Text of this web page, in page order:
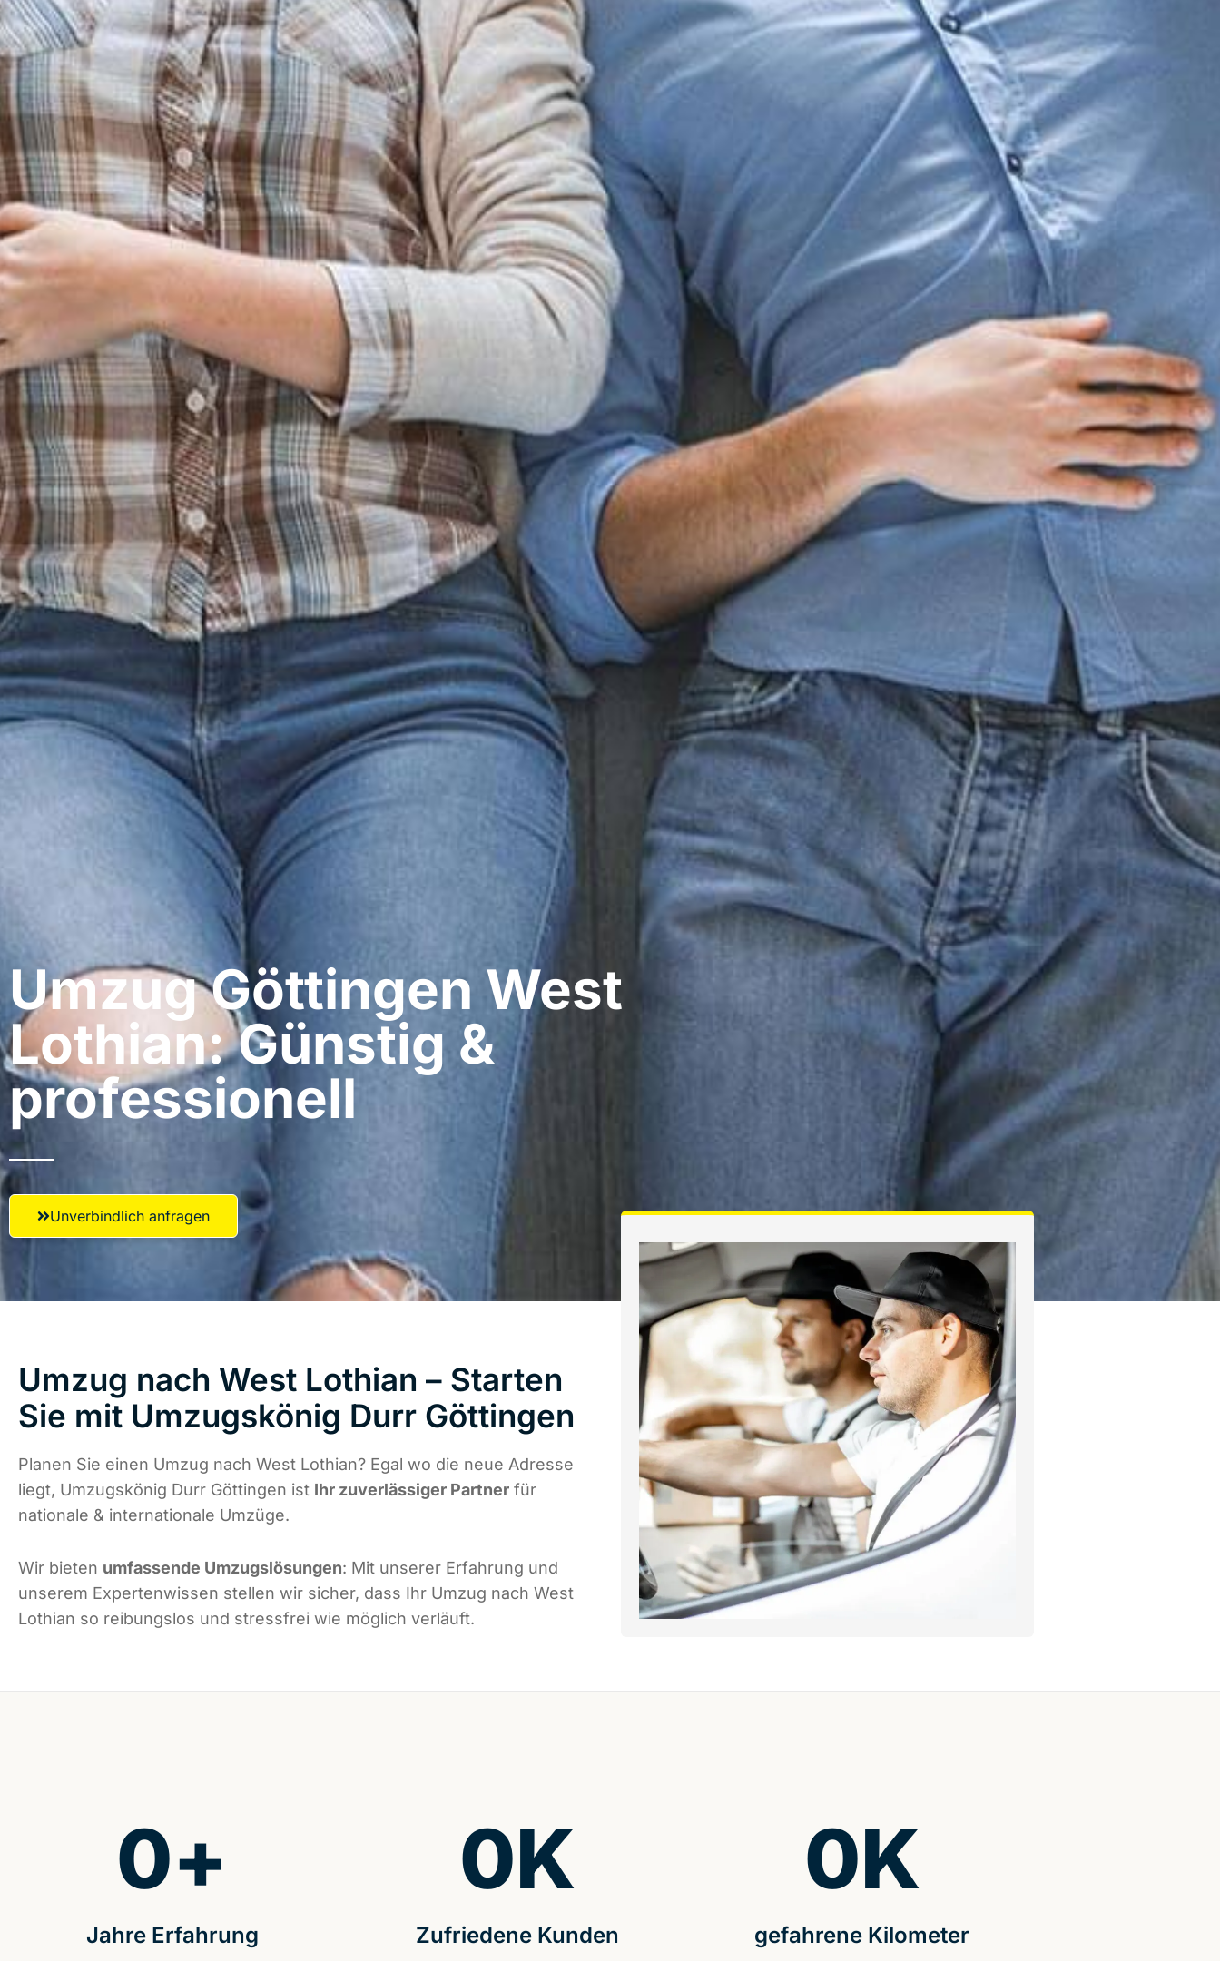
Umzug Göttingen​ West
Lothian: Günstig &
professionell​
Unverbindlich anfragen
Umzug nach West Lothian – Starten
Sie mit Umzugskönig Durr Göttingen
Planen Sie einen Umzug nach West Lothian? Egal wo die neue Adresse
liegt, Umzugskönig Durr Göttingen ist Ihr zuverlässiger Partner für
nationale & internationale Umzüge.
Wir bieten umfassende Umzugslösungen: Mit unserer Erfahrung und
unserem Expertenwissen stellen wir sicher, dass Ihr Umzug nach West
Lothian so reibungslos und stressfrei wie möglich verläuft.
Jahre Erfahrung
0+
Zufriedene Kunden
0K
gefahrene Kilometer
0K